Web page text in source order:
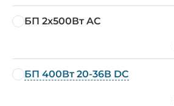
БП 2x500Вт AC
БП 400Вт 20-36В DC